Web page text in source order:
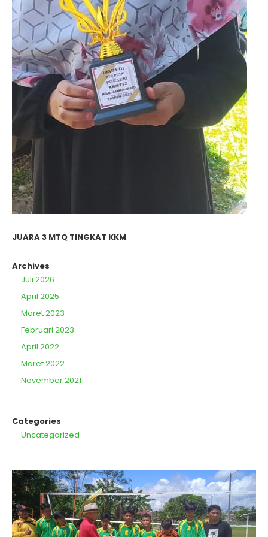
JUARA 3 MTQ TINGKAT KKM
Archives
Juli 2026
April 2025
Maret 2023
Februari 2023
April 2022
Maret 2022
November 2021
Categories
Uncategorized